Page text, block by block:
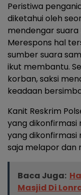
Peristiwa
diketahui oleh
mendengar
Merespons hal
sumber suara
ikut membantu.
korban, saksi
keadaan
Kanit Reskrim
yang dikonfirmasi
yang
saja melapor dan
Baca Juga:
Masjid Di